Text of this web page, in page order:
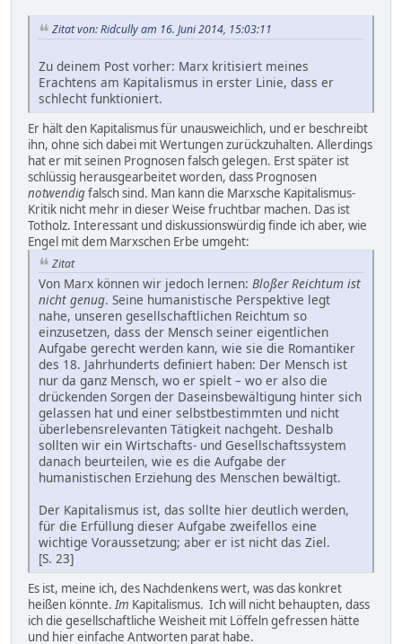
Zitat von: Ridcully am 16. Juni 2014, 15:03:11
Zu deinem Post vorher: Marx kritisiert meines
Erachtens am Kapitalismus in erster Linie, dass er
schlecht funktioniert.
Er hält den Kapitalismus für unausweichlich, und er beschreibt
ihn, ohne sich dabei mit Wertungen zurückzuhalten. Allerdings
hat er mit seinen Prognosen falsch gelegen. Erst später ist
schlüssig herausgearbeitet worden, dass Prognosen
notwendigfalsch sind. Man kann die Marxsche Kapitalismus-
Kritik nicht mehr in dieser Weise fruchtbar machen. Das ist
Totholz. Interessant und diskussionswürdig finde ich aber, wie
Engel mit dem Marxschen Erbe umgeht:
Zitat
Von Marx können wir jedoch lernen: Bloßer Reichtum ist
nicht genug. Seine humanistische Perspektive legt
nahe, unseren gesellschaftlichen Reichtum so
einzusetzen, dass der Mensch seiner eigentlichen
Aufgabe gerecht werden kann, wie sie die Romantiker
des 18. Jahrhunderts definiert haben: Der Mensch ist
nur da ganz Mensch, wo er spielt – wo er also die
drückenden Sorgen der Daseinsbewältigung hinter sich
gelassen hat und einer selbstbestimmten und nicht
überlebensrelevanten Tätigkeit nachgeht. Deshalb
sollten wir ein Wirtschafts- und Gesellschaftssystem
danach beurteilen, wie es die Aufgabe der
humanistischen Erziehung des Menschen bewältigt.
Der Kapitalismus ist, das sollte hier deutlich werden,
für die Erfüllung dieser Aufgabe zweifellos eine
wichtige Voraussetzung; aber er ist nicht das Ziel.
[S. 23]
Es ist, meine ich, des Nachdenkens wert, was das konkret
heißen könnte.Im Kapitalismus. Ich will nicht behaupten, dass
ich die gesellschaftliche Weisheit mit Löffeln gefressen hätte
und hier einfache Antworten parat habe.